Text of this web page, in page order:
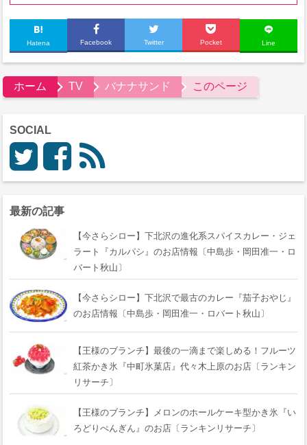
Hatena Facebook Twitter Pocket Line
ホーム TV バナナサンド このページ
SOCIAL
最新の記事
【今さらシロー】下北沢の進化系スパイスカレー・ジェ
ラート『カルパシ』のお店情報〔中島歩・岡田准一・ロ
バート秋山〕
【今さらシロー】下北沢で最古のカレー『茄子おやじ』
のお店情報〔中島歩・岡田准一・ロバート秋山〕
【王様のブランチ】最後の一滴まで楽しめる！フルーツ
紅茶かき氷『中町氷菓店』代々木上原のお店〔ランキン
リサーチ〕
【王様のブランチ】メロンのホールケーキ型かき氷『い
ろどりぺんぎん』のお店〔ランキンリサーチ〕